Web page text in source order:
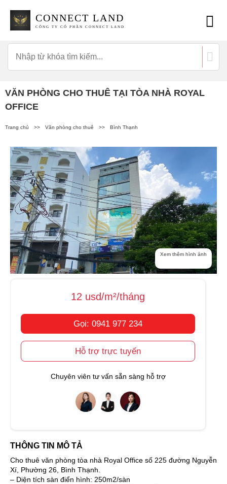
CONNECT LAND
CÔNG TY CỔ PHẦN CONNECT LAND
VĂN PHÒNG CHO THUÊ TẠI TÒA NHÀ ROYAL
OFFICE
Trang chủ >> Văn phòng cho thuê >> Bình Thạnh
Xem thêm hình ảnh
12 usd/m²/tháng
Gọi: 0941 977 234
Hỗ trợ trực tuyến
Chuyên viên tư vấn sẵn sàng hỗ trợ
THÔNG TIN MÔ TẢ
Cho thuê văn phòng tòa nhà Royal Office số 225 đường Nguyễn
Xí, Phường 26, Bình Thạnh.
– Diện tích sàn điển hình: 250m2/sàn